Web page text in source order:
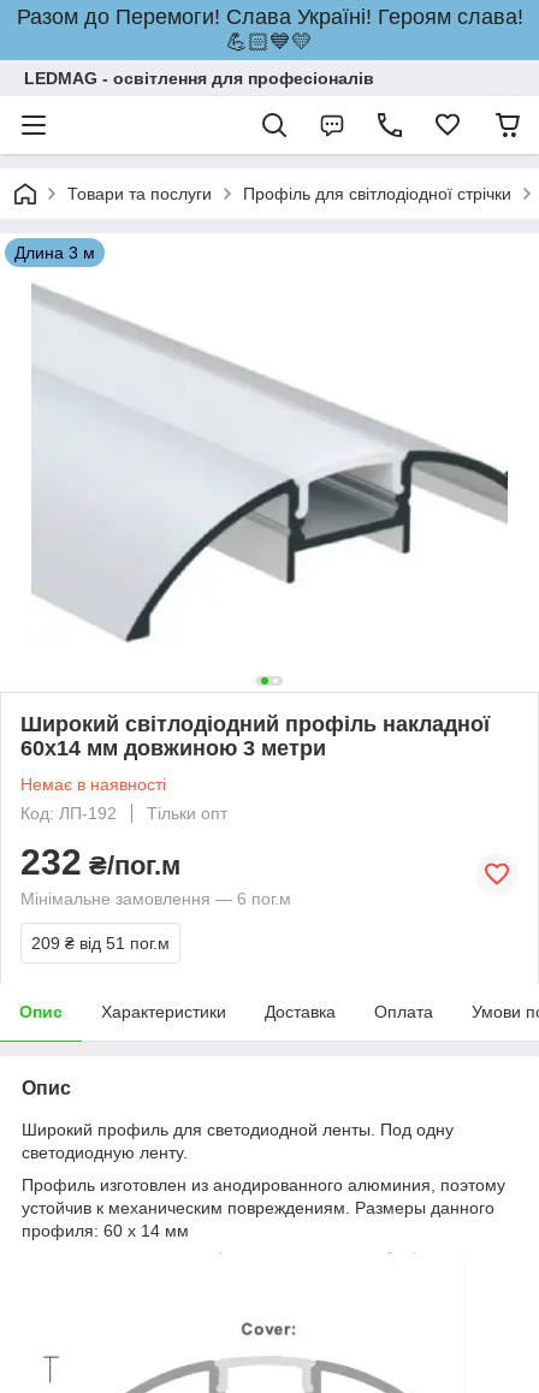
Разом до Перемоги! Слава Україні! Героям слава!
💪🏻💙💛
LEDMAG - освітлення для професіоналів
Товари та послуги Профіль для світлодіодної стрічки
Длина 3 м
Широкий світлодіодний профіль накладної
60х14 мм довжиною 3 метри
Немає в наявності
Код: ЛП-192
Тільки опт
232 ₴/пог.м
Мінімальне замовлення — 6 пог.м
209 ₴ від 51 пог.м
Опис Характеристики Доставка Оплата Умови
Опис
Широкий профиль для светодиодной ленты. Под одну
светодиодную ленту.
Профиль изготовлен из анодированного алюминия, поэтому
устойчив к механическим повреждениям. Размеры данного
профиля: 60 х 14 мм